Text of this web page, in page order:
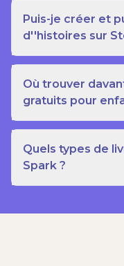
Puis-je créer et
d''histoires sur
Où trouver
gratuits pour
Quels types de
Spark ?